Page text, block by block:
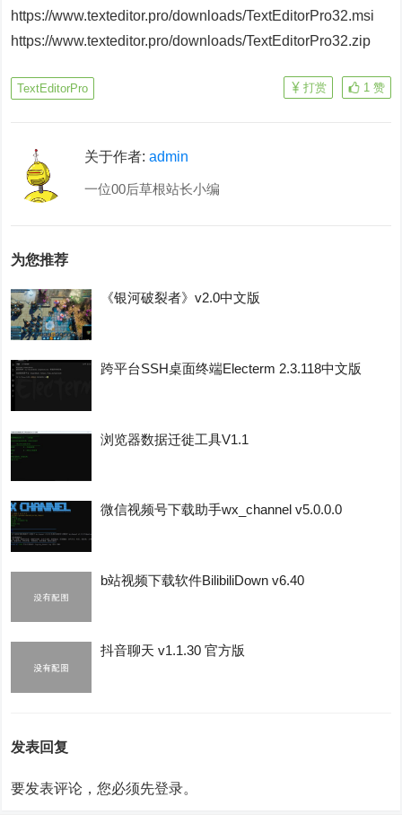
https://www.texteditor.pro/downloads/TextEditorPro32.msi
https://www.texteditor.pro/downloads/TextEditorPro32.zip
TextEditorPro 1 赞
打赏
关于作者:admin
一位00后草根站长小编
为您推荐
《银河破裂者》v2.0中文版
跨平台SSH桌面终端Electerm 2.3.118中文版
浏览器数据迁徙工具V1.1
微信视频号下载助手wx_channel v5.0.0.0
b站视频下载软件BilibiliDown v6.40
抖音聊天 v1.1.30 官方版
发表回复
要发表评论，您必须先登录。